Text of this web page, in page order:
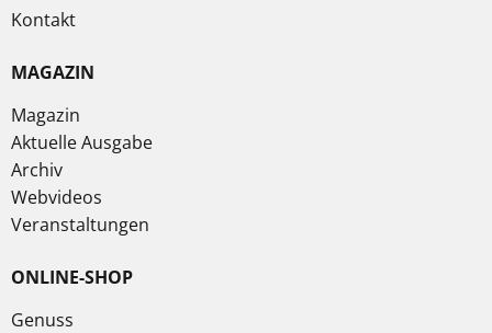
Kontakt
MAGAZIN
Magazin
Aktuelle Ausgabe
Archiv
Webvideos
Veranstaltungen
ONLINE-SHOP
Genuss